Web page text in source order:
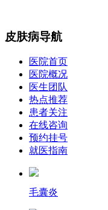
皮肤病导航
医院首页
医院概况
医生团队
热点推荐
患者关注
在线咨询
预约挂号
就医指南
毛囊炎